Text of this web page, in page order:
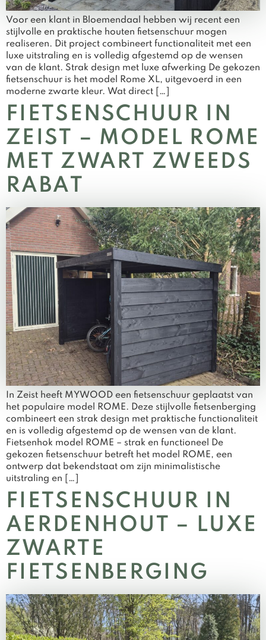
Voor een klant in Bloemendaal hebben wij recent een
stijlvolle en praktische houten fietsenschuur mogen
realiseren. Dit project combineert functionaliteit met een
luxe uitstraling en is volledig afgestemd op de wensen
van de klant. Strak design met luxe afwerking De gekozen
fietsenschuur is het model Rome XL, uitgevoerd in een
moderne zwarte kleur. Wat direct […]
FIETSENSCHUUR IN
ZEIST – MODEL ROME
MET ZWART ZWEEDS
RABAT
In Zeist heeft MYWOOD een fietsenschuur geplaatst van
het populaire model ROME. Deze stijlvolle fietsenberging
combineert een strak design met praktische functionaliteit
en is volledig afgestemd op de wensen van de klant.
Fietsenhok model ROME – strak en functioneel De
gekozen fietsenschuur betreft het model ROME, een
ontwerp dat bekendstaat om zijn minimalistische
uitstraling en […]
FIETSENSCHUUR IN
AERDENHOUT – LUXE
ZWARTE
FIETSENBERGING